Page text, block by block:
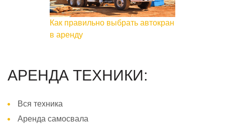
Как правильно выбрать автокран
в аренду
АРЕНДА ТЕХНИКИ:
Вся техника
Аренда самосвала